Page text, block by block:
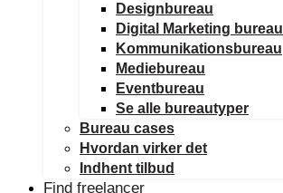
Designbureau
Digital Marketing bureau
Kommunikationsbureau
Mediebureau
Eventbureau
Se alle bureautyper
Bureau cases
Hvordan virker det
Indhent tilbud
Find freelancer